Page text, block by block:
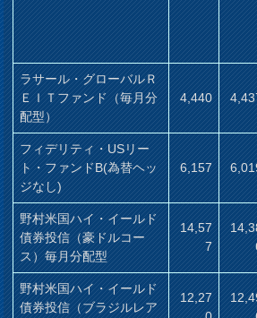
ラサール・グローバルＲ
ＥＩＴファンド（毎月分
配型）
4,440
フィデリティ・USリー
ト・ファンドB(為替ヘッ
ジなし)
6,157
野村米国ハイ・イールド
債券投信（豪ドルコー
ス）毎月分配型
14,57
7
野村米国ハイ・イールド
債券投信（ブラジルレア
12,27